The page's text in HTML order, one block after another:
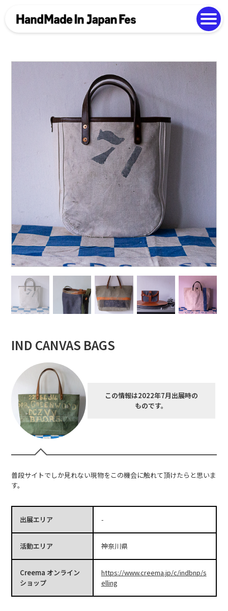
Photo Gallery
IND CANVAS BAGS
この情報は2022年7月出展時の
ものです。
普段サイトでしか見れない現物をこの機会に触れて頂けたらと思いま
す。
出展エリア -
活動エリア 神奈川県
Creema オンライン
ショップ
https://www.creema.jp/c/indbnp/s
elling